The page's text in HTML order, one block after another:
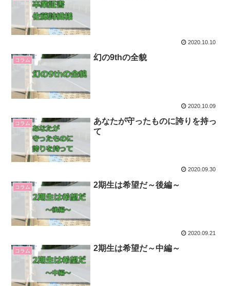
2020.10.10
コラム 幻の9thの全貌
2020.10.09
コラム
あなたが守ったものに誇りを持っ
て
2020.09.30
コラム 2期生は希望だ～後編～
2020.09.21
コラム 2期生は希望だ～中編～